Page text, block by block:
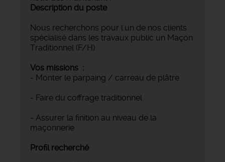
Description du poste
Nous recherchons pour l'un de nos clients
spécialisé dans les travaux public un Maçon
Traditionnel (F/H)
Vos missions :
- Monter le parpaing / carreau de plâtre
- Faire du coffrage traditionnel
- Assurer la finition au niveau de la
maçonnerie
Profil recherché